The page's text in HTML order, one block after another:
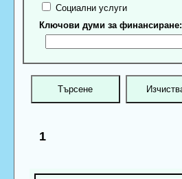
Социални услуги
Ключови думи за финансиране:
1